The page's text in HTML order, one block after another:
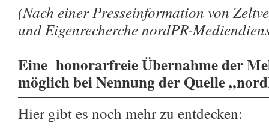
(Nach einer Presseinformation von
und Eigenrecherche nordPR-
Eine honorarfreie Übernahme der
möglich bei Nennung der Quelle
Hier gibt es noch mehr zu entdecken: